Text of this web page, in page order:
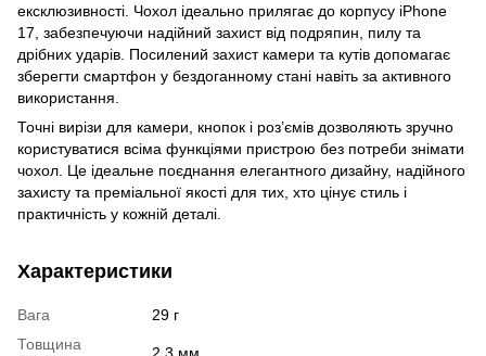
ексклюзивності. Чохол ідеально прилягає до корпусу iPhone
17, забезпечуючи надійний захист від подряпин, пилу та
дрібних ударів. Посилений захист камери та кутів допомагає
зберегти смартфон у бездоганному стані навіть за активного
використання.
Точні вирізи для камери, кнопок і роз’ємів дозволяють зручно
користуватися всіма функціями пристрою без потреби знімати
чохол. Це ідеальне поєднання елегантного дизайну, надійного
захисту та преміальної якості для тих, хто цінує стиль і
практичність у кожній деталі.
Характеристики
Вага
29 г
Товщина